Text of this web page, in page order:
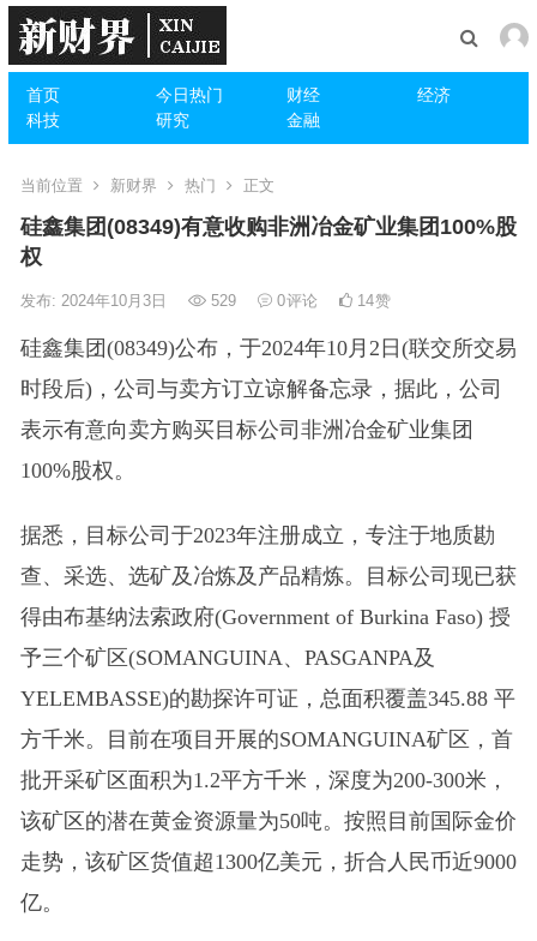
首页 今日热门 财经
经济
科技
研究 金融
当前位置 新财界 热门 正文
硅鑫集团(08349)有意收购非洲冶金矿业集团100%股
权
发布: 2024年10月3日 529 0评论 14赞
硅鑫集团(08349)公布，于2024年10月2日(联交所交易
时段后)，公司与卖方订立谅解备忘录，据此，公司
表示有意向卖方购买目标公司非洲冶金矿业集团
100%股权。
据悉，目标公司于2023年注册成立，专注于地质勘
查、采选、选矿及冶炼及产品精炼。目标公司现已获
得由布基纳法索政府(Government of Burkina Faso) 授
予三个矿区(SOMANGUINA、PASGANPA及
YELEMBASSE)的勘探许可证，总面积覆盖345.88 平
方千米。目前在项目开展的SOMANGUINA矿区，首
批开采矿区面积为1.2平方千米，深度为200-300米，
该矿区的潜在黄金资源量为50吨。按照目前国际金价
走势，该矿区货值超1300亿美元，折合人民币近9000
亿。